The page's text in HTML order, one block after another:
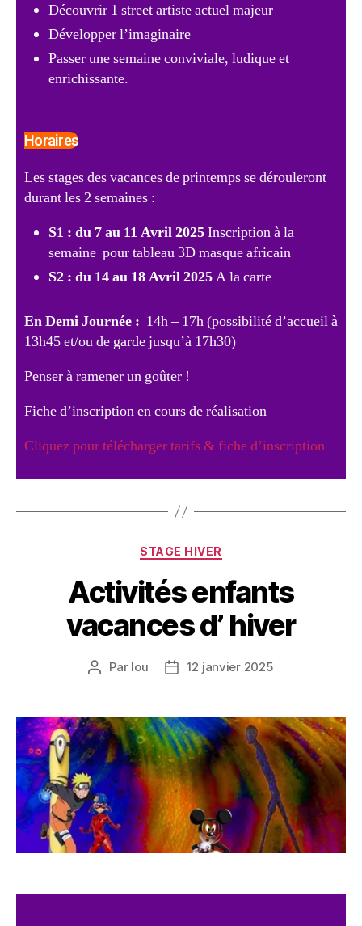
Découvrir 1 street artiste actuel majeur
Développer l’imaginaire
Passer une semaine conviviale, ludique et
enrichissante.
Horaires
Les stages des vacances de printemps se dérouleront
durant les 2 semaines :
S1 : du 7 au 11 Avril 2025Inscription à la
semaine pour tableau 3D masque africain
S2 : du 14 au 18 Avril 2025A la carte
En Demi Journée : 14h – 17h (possibilité d’accueil à
13h45 et/ou de garde jusqu’à 17h30)
Penser à ramener un goûter !
Fiche d’inscription en cours de réalisation
Cliquez pour télécharger tarifs & fiche d’inscription
STAGE HIVER
Activités enfants
vacances d’ hiver
Par lou 12 janvier 2025